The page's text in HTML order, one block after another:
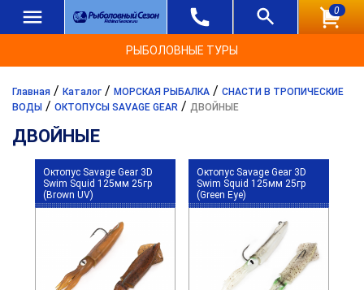
0
РЫБОЛОВНЫЕ ТУРЫ
Главная / Каталог / МОРСКАЯ РЫБАЛКА / СНАСТИ В ТРОПИЧЕСКИЕ
ВОДЫ / ОКТОПУСЫ SAVAGE GEAR / ДВОЙНЫЕ
ДВОЙНЫЕ
Октопус Savage Gear 3D
Swim Squid 125мм 25гр
(Brown UV)
Октопус Savage Gear 3D
Swim Squid 125мм 25гр
(Green Eye)